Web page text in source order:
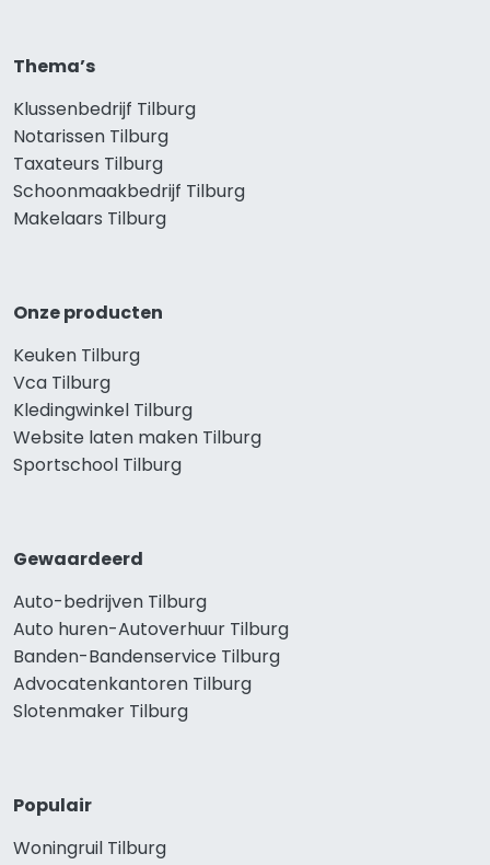
Thema’s
Klussenbedrijf Tilburg
Notarissen Tilburg
Taxateurs Tilburg
Schoonmaakbedrijf Tilburg
Makelaars Tilburg
Onze producten
Keuken Tilburg
Vca Tilburg
Kledingwinkel Tilburg
Website laten maken Tilburg
Sportschool Tilburg
Gewaardeerd
Auto-bedrijven Tilburg
Auto huren-Autoverhuur Tilburg
Banden-Bandenservice Tilburg
Advocatenkantoren Tilburg
Slotenmaker Tilburg
Populair
Woningruil Tilburg